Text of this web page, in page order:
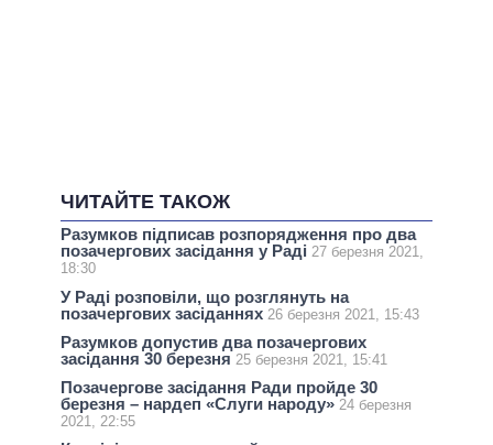
ЧИТАЙТЕ ТАКОЖ
Разумков підписав розпорядження про два
позачергових засідання у Раді 27 березня 2021,
18:30
У Раді розповіли, що розглянуть на
позачергових засіданнях 26 березня 2021, 15:43
Разумков допустив два позачергових
засідання 30 березня 25 березня 2021, 15:41
Позачергове засідання Ради пройде 30
березня – нардеп «Слуги народу» 24 березня
2021, 22:55